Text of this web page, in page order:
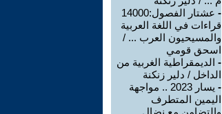
-
عشتار الفصول:14000
قراءات في اللغة العربية
والمسيحيون العرب ... /
اسحق قومي
- الديمقراطية الغربية من
الداخل / دلير زنكنة
-
يسار 2023 .. مواجهة
اليمين المتطرف
والتضامن مع نضال